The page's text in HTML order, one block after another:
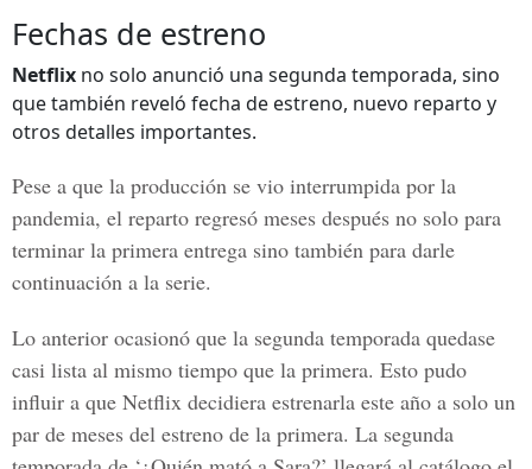
Fechas de estreno
Netflix no solo anunció una segunda temporada, sino
que también reveló fecha de estreno, nuevo reparto y
otros detalles importantes.
Pese a que la producción se vio interrumpida por la
pandemia, el reparto regresó meses después no solo para
terminar la primera entrega sino también para darle
continuación a la serie.
Lo anterior ocasionó que la segunda temporada quedase
casi lista al mismo tiempo que la primera. Esto pudo
influir a que Netflix decidiera estrenarla este año a solo un
par de meses del estreno de la primera. La segunda